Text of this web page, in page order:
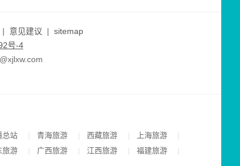
| 意见建议 | sitemap
号-4
总站 | 青海旅游 | 西藏旅游 | 上海旅游 |
旅游 | 广西旅游 | 江西旅游 | 福建旅游 |